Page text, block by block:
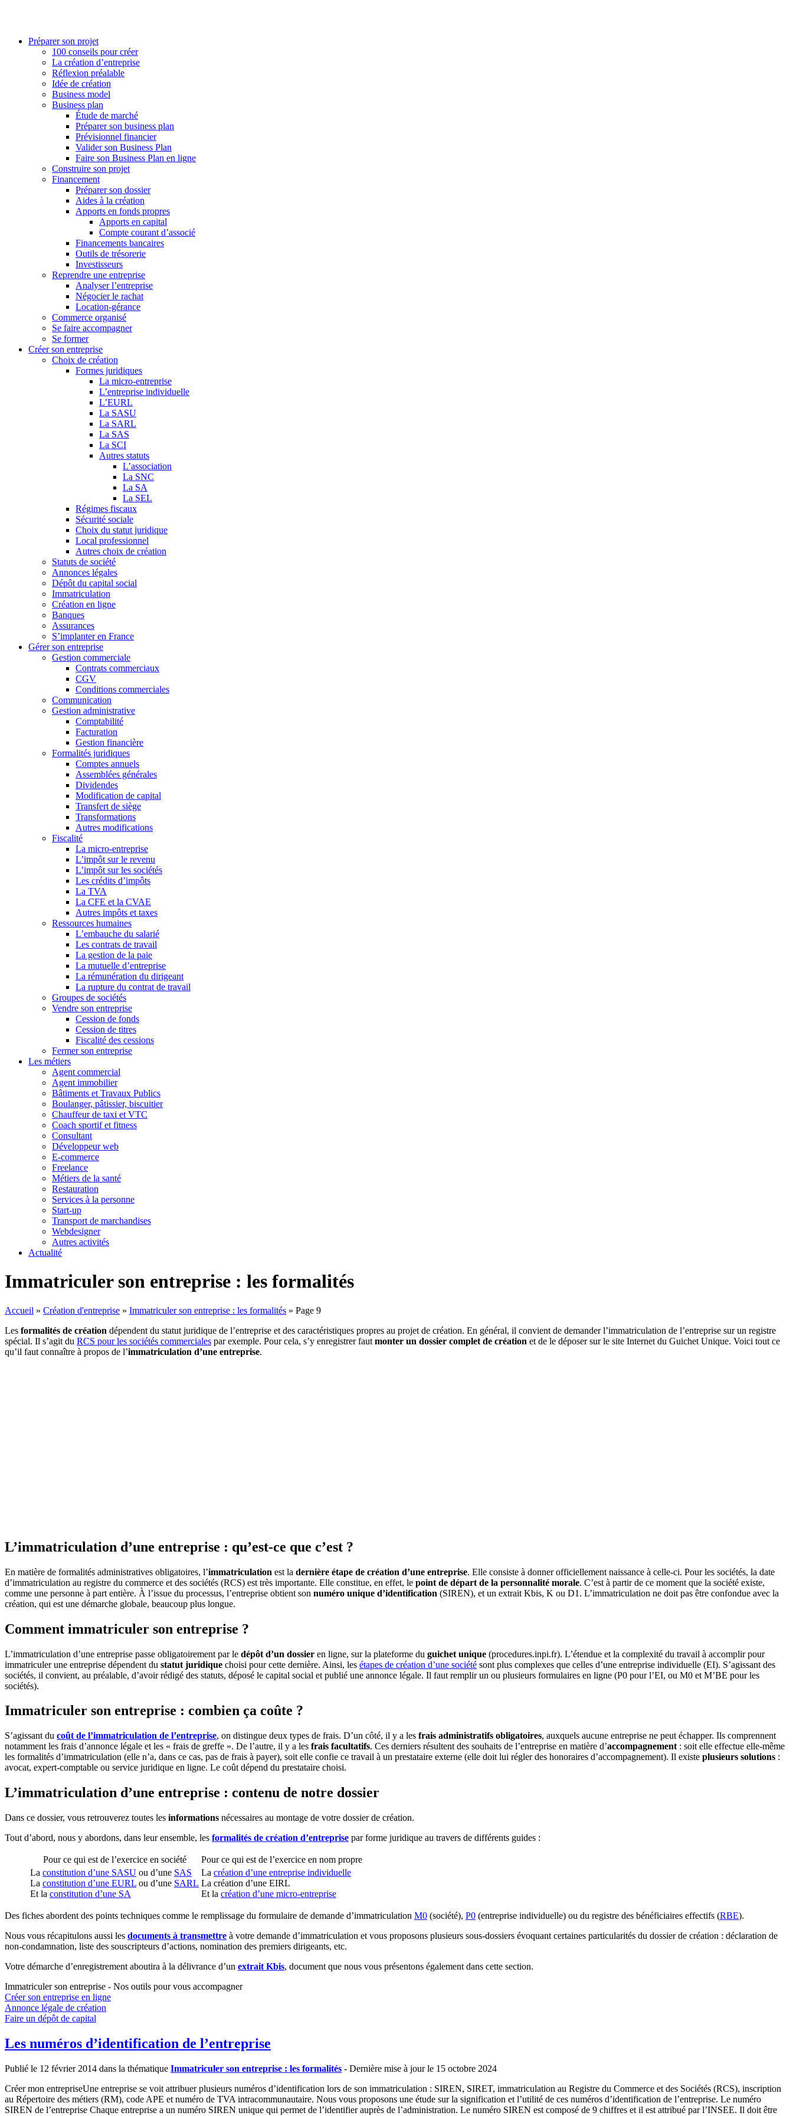
Préparer son projet
100 conseils pour créer
La création d’entreprise
Réflexion préalable
Idée de création
Business model
Business plan
Étude de marché
Préparer son business plan
Prévisionnel financier
Valider son Business Plan
Faire son Business Plan en ligne
Construire son projet
Financement
Préparer son dossier
Aides à la création
Apports en fonds propres
Apports en capital
Compte courant d’associé
Financements bancaires
Outils de trésorerie
Investisseurs
Reprendre une entreprise
Analyser l’entreprise
Négocier le rachat
Location-gérance
Commerce organisé
Se faire accompagner
Se former
Créer son entreprise
Choix de création
Formes juridiques
La micro-entreprise
L’entreprise individuelle
L’EURL
La SASU
La SARL
La SAS
La SCI
Autres statuts
L’association
La SNC
La SA
La SEL
Régimes fiscaux
Sécurité sociale
Choix du statut juridique
Local professionnel
Autres choix de création
Statuts de société
Annonces légales
Dépôt du capital social
Immatriculation
Création en ligne
Banques
Assurances
S’implanter en France
Gérer son entreprise
Gestion commerciale
Contrats commerciaux
CGV
Conditions commerciales
Communication
Gestion administrative
Comptabilité
Facturation
Gestion financière
Formalités juridiques
Comptes annuels
Assemblées générales
Dividendes
Modification de capital
Transfert de siège
Transformations
Autres modifications
Fiscalité
La micro-entreprise
L’impôt sur le revenu
L’impôt sur les sociétés
Les crédits d’impôts
La TVA
La CFE et la CVAE
Autres impôts et taxes
Ressources humaines
L’embauche du salarié
Les contrats de travail
La gestion de la paie
La mutuelle d’entreprise
La rémunération du dirigeant
La rupture du contrat de travail
Groupes de sociétés
Vendre son entreprise
Cession de fonds
Cession de titres
Fiscalité des cessions
Fermer son entreprise
Les métiers
Agent commercial
Agent immobilier
Bâtiments et Travaux Publics
Boulanger, pâtissier, biscuitier
Chauffeur de taxi et VTC
Coach sportif et fitness
Consultant
Développeur web
E-commerce
Freelance
Métiers de la santé
Restauration
Services à la personne
Start-up
Transport de marchandises
Webdesigner
Autres activités
Actualité
Immatriculer son entreprise : les formalités
Accueil » Création d'entreprise » Immatriculer son entreprise : les formalités » Page 9
Les formalités de création dépendent du statut juridique de l’entreprise et des caractéristiques propres au projet de création. En général, il convient de demander l’immatriculation de l’entreprise sur un registre
spécial. Il s’agit du RCS pour les sociétés commerciales par exemple. Pour cela, s’y enregistrer faut monter un dossier complet de création et de le déposer sur le site Internet du Guichet Unique. Voici tout ce
qu’il faut connaître à propos de l’immatriculation d’une entreprise.
L’immatriculation d’une entreprise : qu’est-ce que c’est ?
En matière de formalités administratives obligatoires, l’immatriculation est la dernière étape de création d’une entreprise. Elle consiste à donner officiellement naissance à celle-ci. Pour les sociétés, la date
d’immatriculation au registre du commerce et des sociétés (RCS) est très importante. Elle constitue, en effet, le point de départ de la personnalité morale. C’est à partir de ce moment que la société existe,
comme une personne à part entière. À l’issue du processus, l’entreprise obtient son numéro unique d’identification (SIREN), et un extrait Kbis, K ou D1. L’immatriculation ne doit pas être confondue avec la
création, qui est une démarche globale, beaucoup plus longue.
Comment immatriculer son entreprise ?
L’immatriculation d’une entreprise passe obligatoirement par le dépôt d’un dossier en ligne, sur la plateforme du guichet unique (procedures.inpi.fr). L’étendue et la complexité du travail à accomplir pour
immatriculer une entreprise dépendent du statut juridique choisi pour cette dernière. Ainsi, les étapes de création d’une société sont plus complexes que celles d’une entreprise individuelle (EI). S’agissant des
sociétés, il convient, au préalable, d’avoir rédigé des statuts, déposé le capital social et publié une annonce légale. Il faut remplir un ou plusieurs formulaires en ligne (P0 pour l’EI, ou M0 et M’BE pour les
sociétés).
Immatriculer son entreprise : combien ça coûte ?
S’agissant du coût de l’immatriculation de l’entreprise, on distingue deux types de frais. D’un côté, il y a les frais administratifs obligatoires, auxquels aucune entreprise ne peut échapper. Ils comprennent
notamment les frais d’annonce légale et les « frais de greffe ». De l’autre, il y a les frais facultatifs. Ces derniers résultent des souhaits de l’entreprise en matière d’accompagnement : soit elle effectue elle-même
les formalités d’immatriculation (elle n’a, dans ce cas, pas de frais à payer), soit elle confie ce travail à un prestataire externe (elle doit lui régler des honoraires d’accompagnement). Il existe plusieurs solutions :
avocat, expert-comptable ou service juridique en ligne. Le coût dépend du prestataire choisi.
L’immatriculation d’une entreprise : contenu de notre dossier
Dans ce dossier, vous retrouverez toutes les informations nécessaires au montage de votre dossier de création.
Tout d’abord, nous y abordons, dans leur ensemble, les formalités de création d’entreprise par forme juridique au travers de différents guides :
Pour ce qui est de l’exercice en société
Pour ce qui est de l’exercice en nom propre
La constitution d’une SASU ou d’une SAS
La constitution d’une EURL ou d’une SARL
Et la constitution d’une SA
La création d’une entreprise individuelle
La création d’une EIRL
Et la création d’une micro-entreprise
Des fiches abordent des points techniques comme le remplissage du formulaire de demande d’immatriculation M0 (société), P0 (entreprise individuelle) ou du registre des bénéficiaires effectifs (RBE).
Nous vous récapitulons aussi les documents à transmettre à votre demande d’immatriculation et vous proposons plusieurs sous-dossiers évoquant certaines particularités du dossier de création : déclaration de
non-condamnation, liste des souscripteurs d’actions, nomination des premiers dirigeants, etc.
Votre démarche d’enregistrement aboutira à la délivrance d’un extrait Kbis, document que nous vous présentons également dans cette section.
Immatriculer son entreprise - Nos outils pour vous accompagner
Créer son entreprise en ligne
Annonce légale de création
Faire un dépôt de capital
Les numéros d’identification de l’entreprise
Publié le 12 février 2014 dans la thématique Immatriculer son entreprise : les formalités - Dernière mise à jour le 15 octobre 2024
Créer mon entrepriseUne entreprise se voit attribuer plusieurs numéros d’identification lors de son immatriculation : SIREN, SIRET, immatriculation au Registre du Commerce et des Sociétés (RCS), inscription
au Répertoire des métiers (RM), code APE et numéro de TVA intracommunautaire. Nous vous proposons une étude sur la signification et l’utilité de ces numéros d’identification de l’entreprise. Le numéro
SIREN de l’entreprise Chaque entreprise a un numéro SIREN unique qui permet de l’identifier auprès de l’administration. Le numéro SIREN est composé de 9 chiffres et il est attribué par l’INSEE. Il doit être